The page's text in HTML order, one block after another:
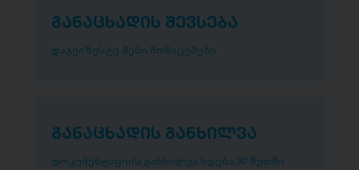
განაცხადის შევსება
დაგვიზუსტე შენი მონაცემები
განაცხადის განხილვა
დოკუმენტაციის განხილვა ხდება 30 წუთში